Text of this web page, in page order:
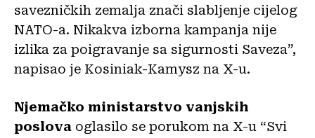
savezničkih zemalja znači slabljenje cijelog
NATO-a. Nikakva izborna kampanja nije
izlika za poigravanje sa sigurnosti Saveza”,
napisao je Kosiniak-Kamysz na X-u.
Njemačko ministarstvo vanjskih
poslova oglasilo se porukom na X-u “Svi